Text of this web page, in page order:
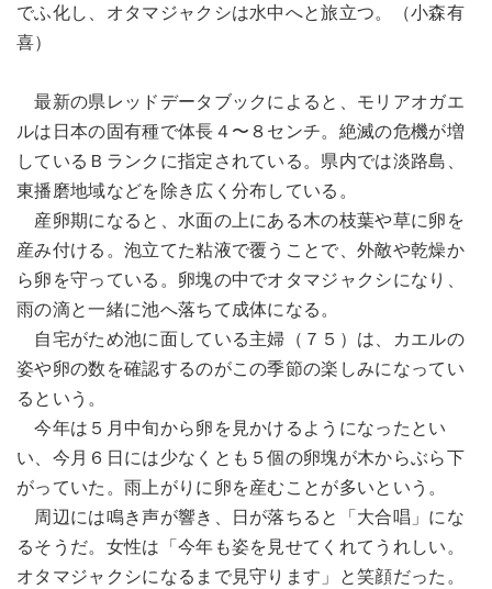
でふ化し、オタマジャクシは水中へと旅立つ。（小森有
喜）
最新の県レッドデータブックによると、モリアオガエ
ルは日本の固有種で体長４〜８センチ。絶滅の危機が増
しているＢランクに指定されている。県内では淡路島、
東播磨地域などを除き広く分布している。
産卵期になると、水面の上にある木の枝葉や草に卵を
産み付ける。泡立てた粘液で覆うことで、外敵や乾燥か
ら卵を守っている。卵塊の中でオタマジャクシになり、
雨の滴と一緒に池へ落ちて成体になる。
自宅がため池に面している主婦（７５）は、カエルの
姿や卵の数を確認するのがこの季節の楽しみになってい
るという。
今年は５月中旬から卵を見かけるようになったとい
い、今月６日には少なくとも５個の卵塊が木からぶら下
がっていた。雨上がりに卵を産むことが多いという。
周辺には鳴き声が響き、日が落ちると「大合唱」にな
るそうだ。女性は「今年も姿を見せてくれてうれしい。
オタマジャクシになるまで見守ります」と笑顔だった。